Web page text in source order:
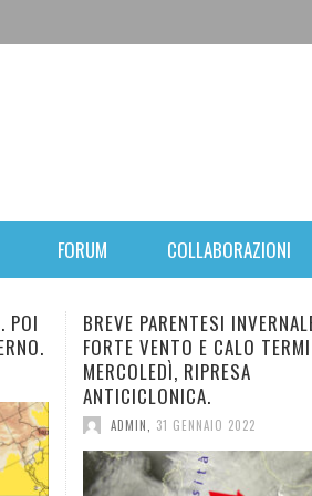
FORUM COLLABORAZIONI
DA
NUOVO E BREVE IMPULSO
IN ARRIVO. TEMPERATURA
DIMINUZIONE.
ADMIN, 28 GENNAIO 2022